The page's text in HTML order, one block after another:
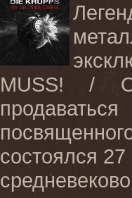
MUSS! /
состоялся 27